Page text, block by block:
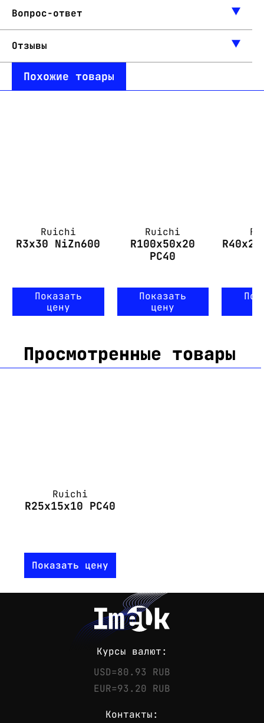
Вопрос-ответ
Отзывы
Похожие товары
Ruichi
R3x30 NiZn600
Показать
цену
Ruichi
R100x50x20
PC40
Показать
цену
Просмотренные товары
Ruichi
R25x15x10 PC40
Показать цену
Курсы валют:
USD=80.93 RUB
EUR=93.20 RUB
Контакты: